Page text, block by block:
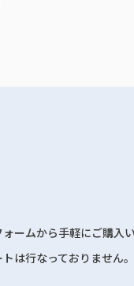
ームから手軽にご購
は行なっておりません。